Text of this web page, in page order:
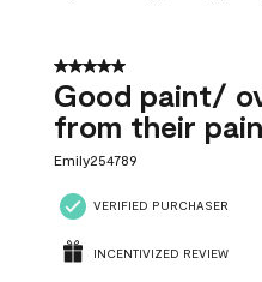
5 out of 5 stars.
Good paint/
from their
Emily254789
VERIFIED PURCHASER
INCENTIVIZED REVIEW